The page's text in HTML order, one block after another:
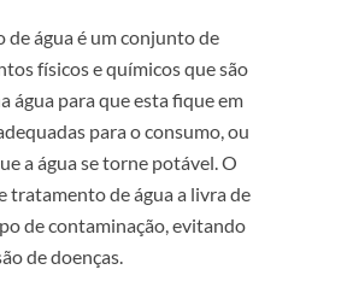
de água é um conjunto de
físicos e químicos que são
água para que esta fique em
para o consumo, ou
a água se torne potável. O
tratamento de água a livra de
de contaminação, evitando
de doenças.